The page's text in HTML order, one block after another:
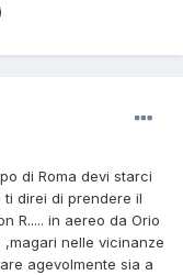
di Roma devi starci
direi di prendere il
R..... in aereo da Orio
nelle vicinanze
agevolmente sia a